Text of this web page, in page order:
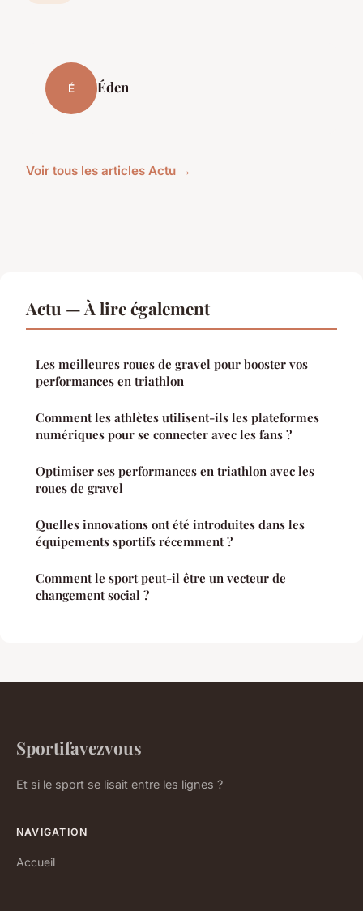
É Éden
Voir tous les articles Actu →
Actu — À lire également
Les meilleures roues de gravel pour booster vos
performances en triathlon
Comment les athlètes utilisent-ils les plateformes
numériques pour se connecter avec les fans ?
Optimiser ses performances en triathlon avec les
roues de gravel
Quelles innovations ont été introduites dans les
équipements sportifs récemment ?
Comment le sport peut-il être un vecteur de
changement social ?
Sportifavezvous
Et si le sport se lisait entre les lignes ?
NAVIGATION
Accueil